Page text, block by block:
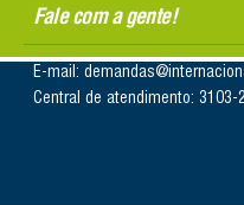
Fale com a gente!
E-mail:
Central de atendimento: 3103-